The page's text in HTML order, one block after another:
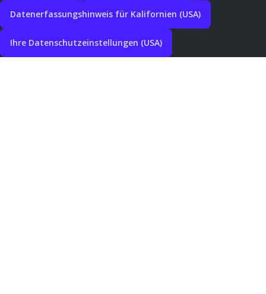
Datenerfassungshinweis für Kalifornien (USA)
Ihre Datenschutzeinstellungen (USA)